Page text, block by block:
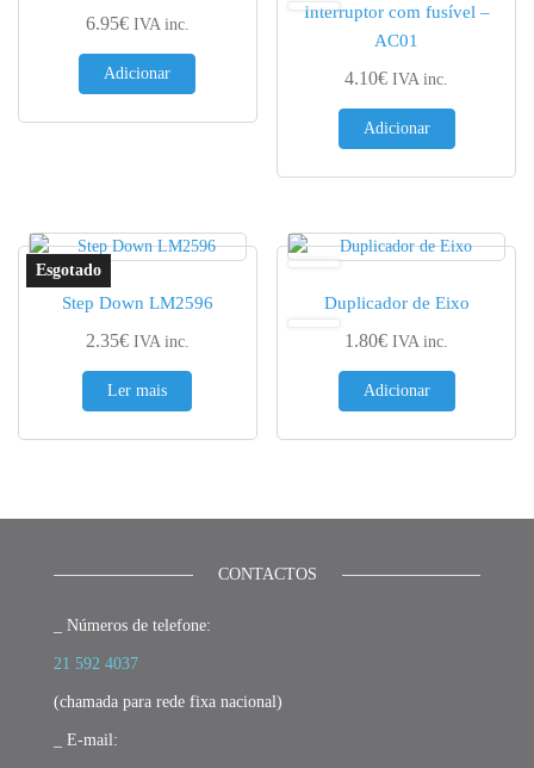
6.95€ IVA inc.
Adicionar
Interruptor com fusível –
AC01
4.10€ IVA inc.
Adicionar
Step Down LM2596
2.35€ IVA inc.
Ler mais
Duplicador de Eixo
1.80€ IVA inc.
Adicionar
CONTACTOS
_ Números de telefone:
21 592 4037
(chamada para rede fixa nacional)
_ E-mail: